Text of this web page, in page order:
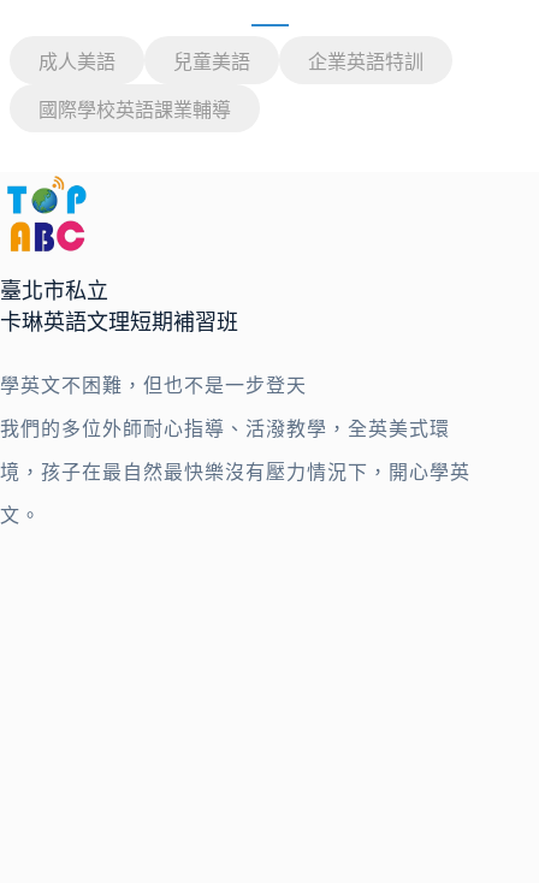
成人美語 兒童美語 企業英語特訓
國際學校英語課業輔導
臺北市私立
卡琳英語文理短期補習班
學英文不困難，但也不是一步登天
我們的多位外師耐心指導、活潑教學，全英美式環
境，孩子在最自然最快樂沒有壓力情況下，開心學英
文。